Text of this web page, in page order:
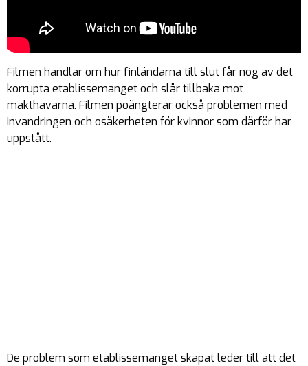
Filmen handlar om hur finländarna till slut får nog av det
korrupta etablissemanget och slår tillbaka mot
makthavarna. Filmen poängterar också problemen med
invandringen och osäkerheten för kvinnor som därför har
uppstått.
De problem som etablissemanget skapat leder till att det